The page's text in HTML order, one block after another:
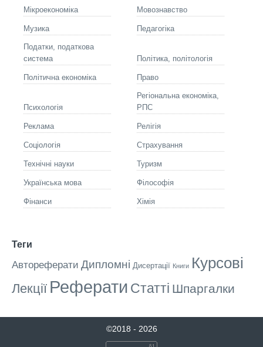
Мікроекономіка Мовознавство
Музика Педагогіка
Податки, податкова
система
Політика, політологія
Політична економіка Право
Психологія
Регіональна економіка,
РПС
Реклама Релігія
Соціологія Страхування
Технічні науки Туризм
Українська мова Філософія
Фінанси Хімія
Теги
Автореферати Дипломні Дисертації Книги Курсові
Лекції Реферати Статті Шпаргалки
©2018 - 2026